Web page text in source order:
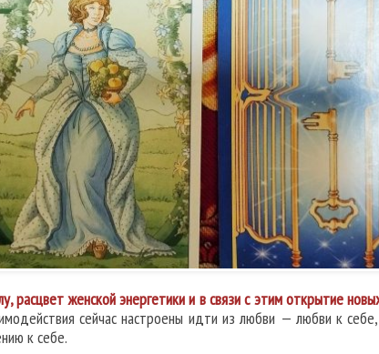
расцвет женской энергетики и в связи с этим открытие
сейчас настроены идти из любви — любви к
к себе.